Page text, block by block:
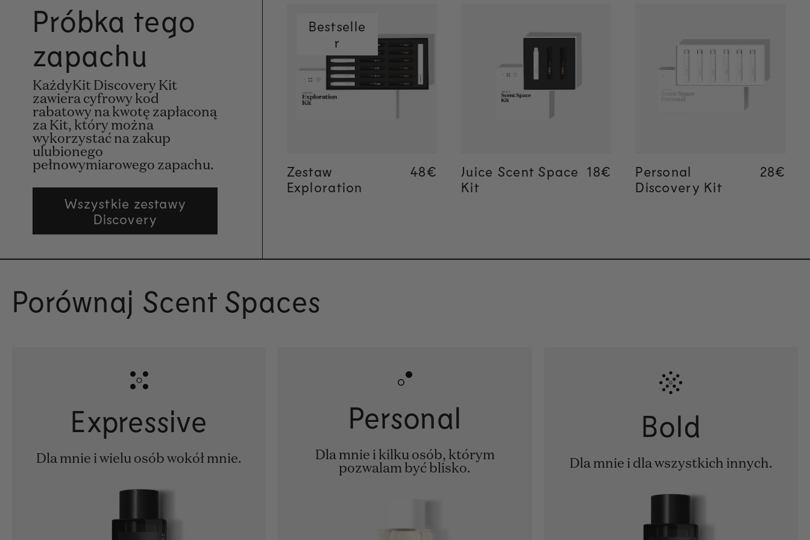
Próbka tego
zapachu
KażdyKit Discovery Kit
zawiera cyfrowy kod
rabatowy na kwotę zapłaconą
za Kit, który można
wykorzystać na zakup
ulubionego
pełnowymiarowego zapachu.
Wszystkie zestawy
Discovery
Bestselle
r
Zestaw
Exploration
Regular price
48€
Regular price
48€
Juice Scent Space
Kit
Regular price
18€
Regular price
18€
Personal
Discovery Kit
28€
28€
Porównaj Scent Spaces
Expressive
Dla mnie i wielu osób wokół mnie.
Personal
Dla mnie i kilku osób, którym
pozwalam być blisko.
Bold
Dla mnie i dla wszystkich innych.